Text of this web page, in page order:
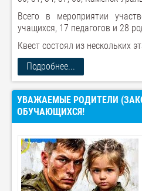
Всего в мероприятии
учащихся, 17 педагогов и 28
Квест состоял из нескольких
Подробнее...
УВАЖАЕМЫЕ РОДИТЕЛИ
ОБУЧАЮЩИХСЯ!